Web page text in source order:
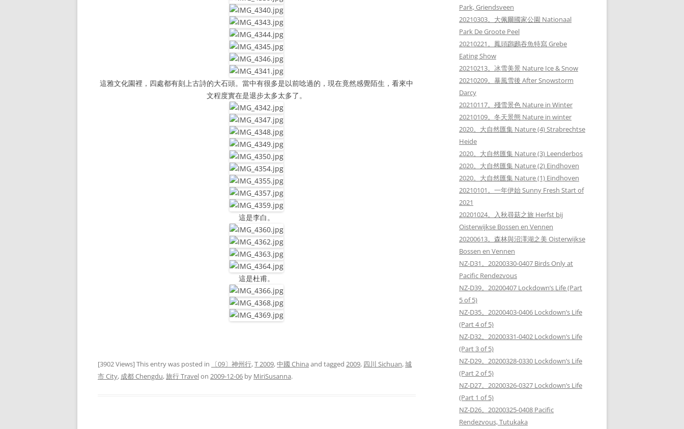
這雅文化園裡，四處都有刻上古詩的大石頭。當中有很多是以前唸過的，現在竟然感覺陌生，看來中
文程度實在是退步太多太多了。
這是李白。
這是杜甫。
[3902 Views] This entry was posted in 〔09〕神州行,T 2009,中國 China and tagged 2009, 四川 Sichuan,城
市 City, 成都 Chengdu,旅行 Travelon 2009-12-06 by MiriSusanna.
Park, Griendsveen
20210303。大佩爾國家公園 Nationaal
Park De Groote Peel
20210221。鳳頭鸊鷉吞魚特寫 Grebe
Eating Show
20210213。冰雪美景 Nature Ice & Snow
20210209。暴風雪後 After Snowstorm
Darcy
20210117。殘雪景色 Nature in Winter
20210109。冬天景態 Nature in winter
2020。大自然匯集 Nature (4) Strabrechtse
Heide
2020。大自然匯集 Nature (3) Leenderbos
2020。大自然匯集 Nature (2) Eindhoven
2020。大自然匯集 Nature (1) Eindhoven
20210101。一年伊始 Sunny Fresh Start of
2021
20201024。入秋尋菇之旅 Herfst bij
Oisterwijkse Bossen en Vennen
20200613。森林與沼澤湖之美 Oisterwijkse
Bossen en Vennen
NZ-D31。20200330-0407 Birds Only at
Pacific Rendezvous
NZ-D39。20200407 Lockdown’s Life (Part
5 of 5)
NZ-D35。20200403-0406 Lockdown’s Life
(Part 4 of 5)
NZ-D32。20200331-0402 Lockdown’s Life
(Part 3 of 5)
NZ-D29。20200328-0330 Lockdown’s Life
(Part 2 of 5)
NZ-D27。20200326-0327 Lockdown’s Life
(Part 1 of 5)
NZ-D26。20200325-0408 Pacific
Rendezvous, Tutukaka